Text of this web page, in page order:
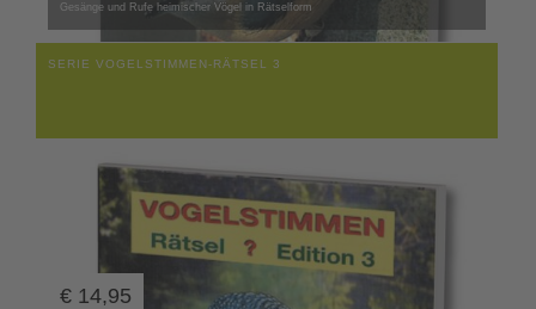
Gesänge und Rufe heimischer Vögel in Rätselform
SERIE VOGELSTIMMEN-RÄTSEL 3
€ 14,95